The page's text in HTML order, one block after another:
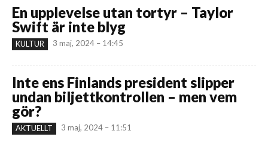
En upplevelse utan tortyr – Taylor
Swift är inte blyg
KULTUR 3 maj, 2024 – 14:45
Inte ens Finlands president slipper
undan biljettkontrollen – men vem
gör?
AKTUELLT 3 maj, 2024 – 11:51